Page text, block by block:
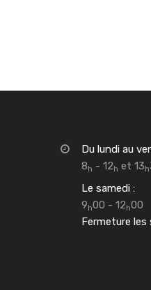
Du lundi au
8h - 12h et 13h
Le samedi :
9h00 - 12h00
Fermeture